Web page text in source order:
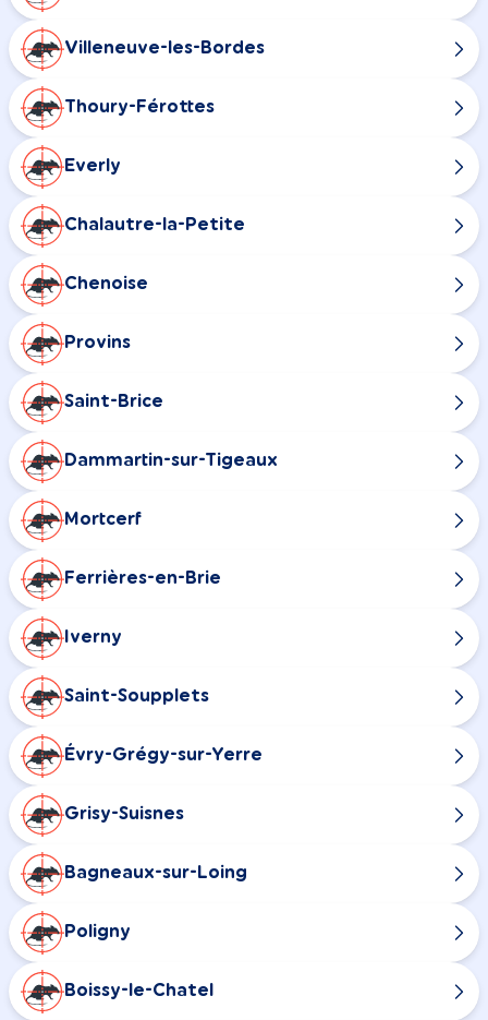
Villeneuve-les-Bordes
Thoury-Férottes
Everly
Chalautre-la-Petite
Chenoise
Provins
Saint-Brice
Dammartin-sur-Tigeaux
Mortcerf
Ferrières-en-Brie
Iverny
Saint-Soupplets
Évry-Grégy-sur-Yerre
Grisy-Suisnes
Bagneaux-sur-Loing
Poligny
Boissy-le-Chatel